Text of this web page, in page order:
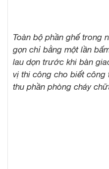
Toàn bộ phần ghế trong
gọn chỉ bằng một lần
lau dọn trước khi bàn
vị thi công cho biết công
thu phần phòng cháy